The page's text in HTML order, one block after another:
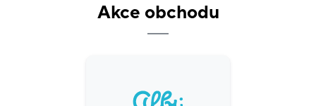
nebo třeba dětskou párty? Díky Albi to teď bude
velikostí, s nápisem nebo bez. Rádi vám vytvoříme i
Akce obchodu